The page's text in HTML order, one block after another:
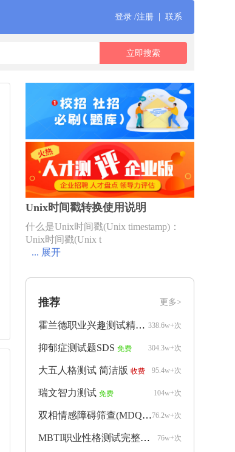
登录 /注册| 联系
Unix时间戳转换使用说明
什么是Unix时间戳(Unix timestamp)：
Unix时间戳(Unix t
... 展开
更多>
推荐
338.6w+次
霍兰德职业兴趣测试精简版 免费
304.3w+次
抑郁症测试题SDS 免费
95.4w+次
大五人格测试 简洁版 收费
104w+次
瑞文智力测试 免费
76.2w+次
双相情感障碍筛查(MDQ) 收费
76w+次
MBTI职业性格测试完整版 收费